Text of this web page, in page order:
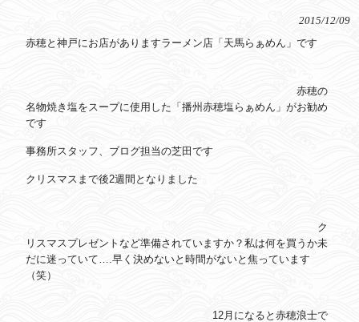
2015/12/09
赤穂と神戸にお店がありますラーメン店「天馬らぁめん」です
赤穂の
名物焼き塩をスープに使用した「播州赤穂塩らぁめん」がお勧め
です
事務所スタッフ、ブログ担当の芝田です
クリスマスまで後2週間となりました
ク
リスマスプレゼントなど準備されていますか？私は何を買うか未
だに迷っていて….早く決めないと時間がないと焦っています
（笑）
12月になると赤穂浪士で